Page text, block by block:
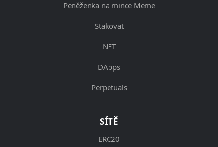
Peněženka na mince Meme
Stakovat
NFT
DApps
Perpetuals
SÍTĚ
ERC20